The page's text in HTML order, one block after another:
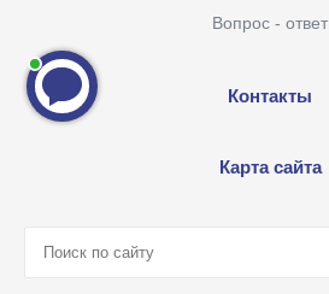
Вопрос - ответ
Контакты
Карта сайта